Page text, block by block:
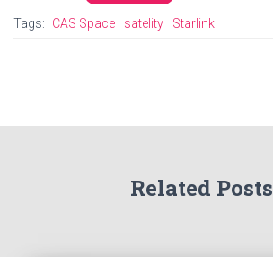
Tags: CAS Space satelity Starlink
Related Posts